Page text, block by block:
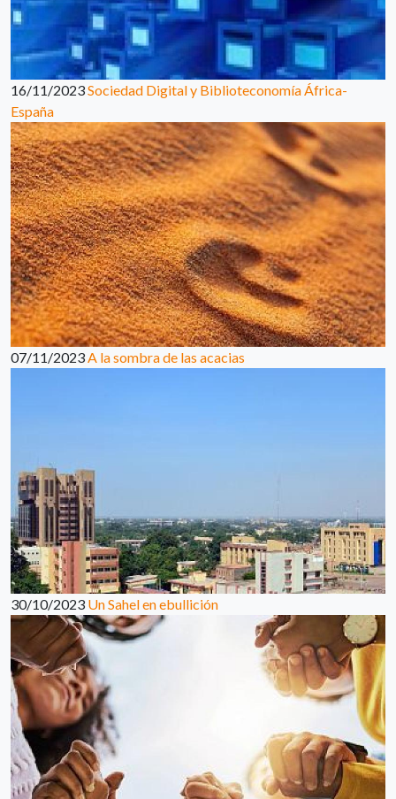
16/11/2023Sociedad Digital y Biblioteconomía África-
España
07/11/2023A la sombra de las acacias
30/10/2023 Un Sahel en ebullición